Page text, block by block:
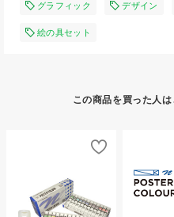
グラフィック デザイン
絵の具セット
この商品を買った人